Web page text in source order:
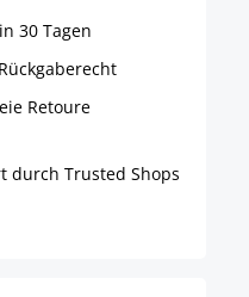
30 Tagen
Retoure
durch Trusted Shops